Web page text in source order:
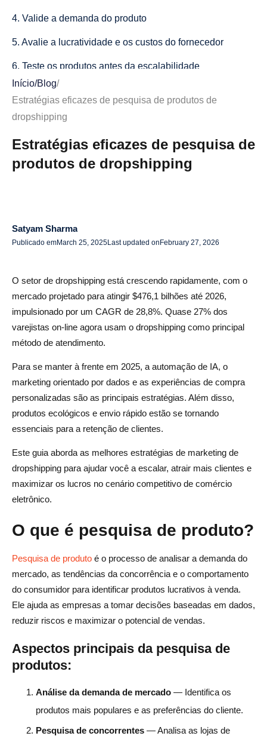
4. Valide a demanda do produto
5. Avalie a lucratividade e os custos do fornecedor
6. Teste os produtos antes da escalabilidade
Dicas para uma pesquisa eficaz de produtos
Adicionar avaliações de clientes
Ofereça um atendimento ao cliente excepcional
Personalize descrições e fotos de produtos
Foco na retenção de clientes
Colabore com influenciadores
1. AliDrop
3. Venda a tendência
4. Caça ecológica
5. Espião de Dropship
Nichos de dropshipping mais populares em 2025
1. Produtos ecológicos e sustentáveis
2. Gadgets de escritório doméstico e produtividade
6. Cuidados e acessórios para animais de estimação
7. Acessórios de moda e minimalistas
Perguntas frequentes sobre pesquisa de produtos
Início/Blog/
Estratégias eficazes de pesquisa de produtos de
dropshipping
Estratégias eficazes de pesquisa de
produtos de dropshipping
Satyam Sharma
Publicado emMarch 25, 2025Last updated on February 27, 2026
O setor de dropshipping está crescendo rapidamente, com o
mercado projetado para atingir $476,1 bilhões até 2026,
impulsionado por um CAGR de 28,8%. Quase 27% dos
varejistas on-line agora usam o dropshipping como principal
método de atendimento.
Para se manter à frente em 2025, a automação de IA, o
marketing orientado por dados e as experiências de compra
personalizadas são as principais estratégias. Além disso,
produtos ecológicos e envio rápido estão se tornando
essenciais para a retenção de clientes.
Este guia aborda as melhores estratégias de marketing de
dropshipping para ajudar você a escalar, atrair mais clientes e
maximizar os lucros no cenário competitivo de comércio
eletrônico.
O que é pesquisa de produto?
Pesquisa de produto é o processo de analisar a demanda do
mercado, as tendências da concorrência e o comportamento
do consumidor para identificar produtos lucrativos à venda.
Ele ajuda as empresas a tomar decisões baseadas em dados,
reduzir riscos e maximizar o potencial de vendas.
Aspectos principais da pesquisa de
produtos:
Análise da demanda de mercado — Identifica os
produtos mais populares e as preferências do cliente.
Pesquisa de concorrentes — Analisa as lojas de